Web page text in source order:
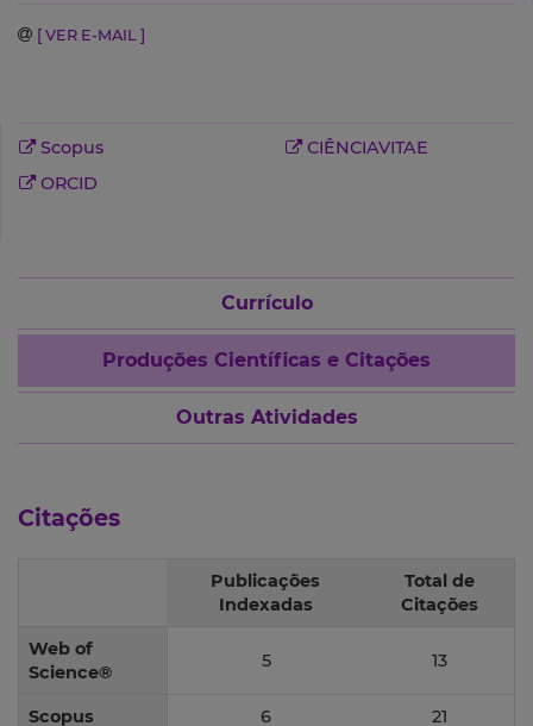
[ VER E-MAIL ]
Scopus
CIÊNCIAVITAE
ORCID
Currículo
Produções Científicas e Citações
Outras Atividades
Citações
Publicações
Indexadas
Total de
Citações
Web of
Science®
5 13
Scopus 6 21